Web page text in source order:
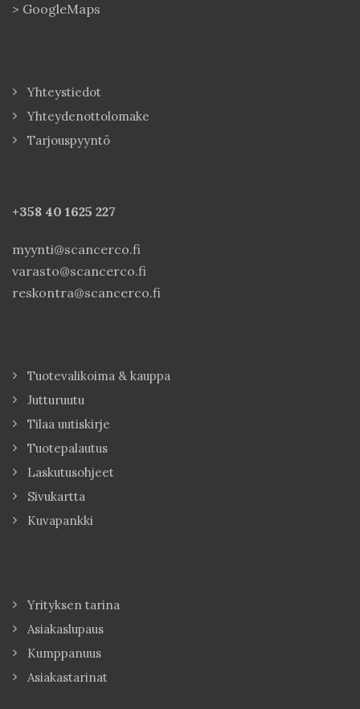
> GoogleMaps
Yhteystiedot
Yhteydenottolomake
Tarjouspyyntö
+358 40 1625 227
myynti@scancerco.fi
varasto@scancerco.fi
reskontra@scancerco.fi
Tuotevalikoima & kauppa
Jutturuutu
Tilaa uutiskirje
Tuotepalautus
Laskutusohjeet
Sivukartta
Kuvapankki
Yrityksen tarina
Asiakaslupaus
Kumppanuus
Asiakastarinat